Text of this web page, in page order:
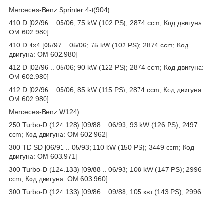
Mercedes-Benz Sprinter 4-t(904):
410 D [02/96 .. 05/06; 75 kW (102 PS); 2874 ccm; Код двигуна:
OM 602.980]
410 D 4x4 [05/97 .. 05/06; 75 kW (102 PS); 2874 ccm; Код
двигуна: OM 602.980]
412 D [02/96 .. 05/06; 90 kW (122 PS); 2874 ccm; Код двигуна:
OM 602.980]
412 D [02/96 .. 05/06; 85 kW (115 PS); 2874 ccm; Код двигуна:
OM 602.980]
Mercedes-Benz W124):
250 Turbo-D (124.128) [09/88 .. 06/93; 93 kW (126 PS); 2497
ccm; Код двигуна: OM 602.962]
300 TD SD [06/91 .. 05/93; 110 kW (150 PS); 3449 ccm; Код
двигуна: OM 603.971]
300 Turbo-D (124.133) [09/88 .. 06/93; 108 kW (147 PS); 2996
ccm; Код двигуна: OM 603.960]
300 Turbo-D (124.133) [09/86 .. 09/88; 105 квт (143 PS); 2996